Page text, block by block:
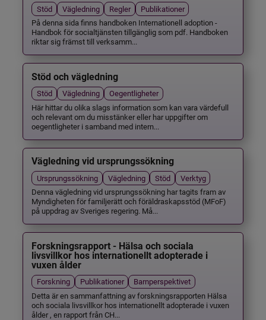
Stöd Vägledning Regler
Publikationer
På denna sida finns handboken Internationell adoption -
Handbok för socialtjänsten tillgänglig som pdf. Handboken
riktar sig främst till verksamm...
Stöd och vägledning
Stöd Vägledning
Oegentligheter
Här hittar du olika slags information som kan vara värdefull
och relevant om du misstänker eller har uppgifter om
oegentligheter i samband med intern...
Vägledning vid ursprungssökning
Ursprungssökning Vägledning Stöd
Verktyg
Denna vägledning vid ursprungssökning har tagits fram av
Myndigheten för familjerätt och föräldraskapsstöd (MFoF)
på uppdrag av Sveriges regering. Må...
Forskningsrapport - Hälsa och sociala
livsvillkor hos internationellt adopterade i
vuxen ålder
Forskning Publikationer
Barnperspektivet
Detta är en sammanfattning av forskningsrapporten Hälsa
och sociala livsvillkor hos internationellt adopterade i vuxen
ålder , en rapport från CH...